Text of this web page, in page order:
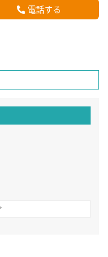
電話する